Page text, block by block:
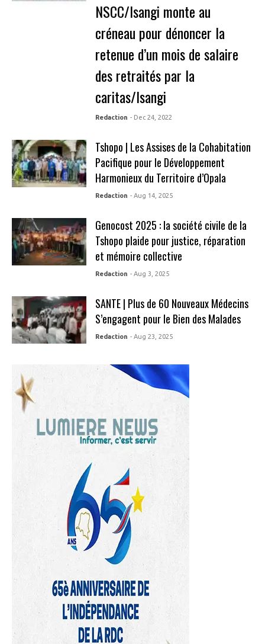
NSCC/Isangi monte au
créneau pour dénoncer la
retenue d’un mois de salaire
des retraités par la
caritas/Isangi
Redaction - Dec 24, 2022
Tshopo | Les Assises de la Cohabitation
Pacifique pour le Développement
Harmonieux du Territoire d’Opala
Redaction - Aug 14, 2025
Genocost 2025 : la société civile de la
Tshopo plaide pour justice, réparation
et mémoire collective
Redaction - Aug 3, 2025
SANTE | Plus de 60 Nouveaux Médecins
S’engagent pour le Bien des Malades
Redaction - Aug 23, 2025